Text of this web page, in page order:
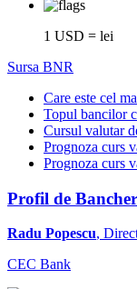
1 USD = lei
Sursa BNR
Care este cel
Topul bancilor
Cursul valutar
Prognoza curs
Prognoza curs
Profil de Bancher
Radu Popescu,
CEC Bank